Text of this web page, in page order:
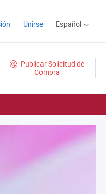
Unirse Español
Publicar Solicitud de
Compra